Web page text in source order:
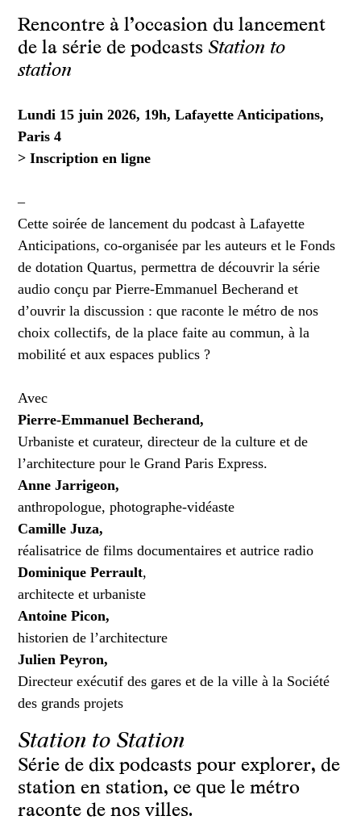
Rencontre à l’occasion du lancement
de la série de podcasts Station to
station
Lundi 15 juin 2026, 19h, Lafayette Anticipations,
Paris 4
> Inscription en ligne
–
Cette soirée de lancement du podcast à Lafayette
Anticipations, co-organisée par les auteurs et le Fonds
de dotation Quartus, permettra de découvrir la série
audio conçu par Pierre-Emmanuel Becherand et
d’ouvrir la discussion : que raconte le métro de nos
choix collectifs, de la place faite au commun, à la
mobilité et aux espaces publics ?
Avec
Pierre-Emmanuel Becherand,
Urbaniste et curateur, directeur de la culture et de
l’architecture pour le Grand Paris Express.
Anne Jarrigeon,
anthropologue, photographe-vidéaste
Camille Juza,
réalisatrice de films documentaires et autrice radio
Dominique Perrault,
architecte et urbaniste
Antoine Picon,
historien de l’architecture
Julien Peyron,
Directeur exécutif des gares et de la ville à la Société
des grands projets
Station to Station
Série de dix podcasts pour explorer, de
station en station, ce que le métro
raconte de nos villes.